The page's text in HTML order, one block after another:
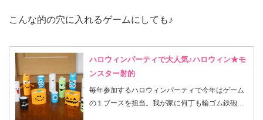
こんな的の穴に入れるゲームにしても♪
ハロウィンパーティで大人気♪ハロウィン★モ
ンスター射的
毎年参加するハロウィンパーティで今年はゲーム
の１ブースを担当。我が家に何丁も輪ゴム鉄砲が